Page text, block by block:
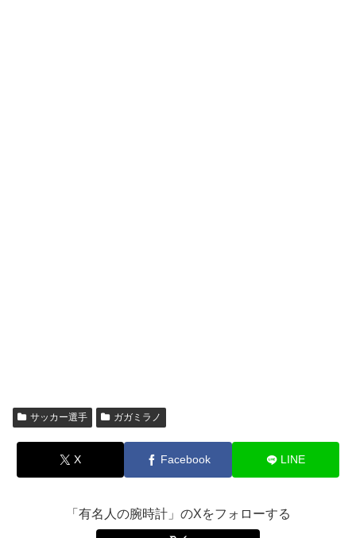
サッカー選手 ガガミラノ
X Facebook LINE
「有名人の腕時計」のXをフォローする